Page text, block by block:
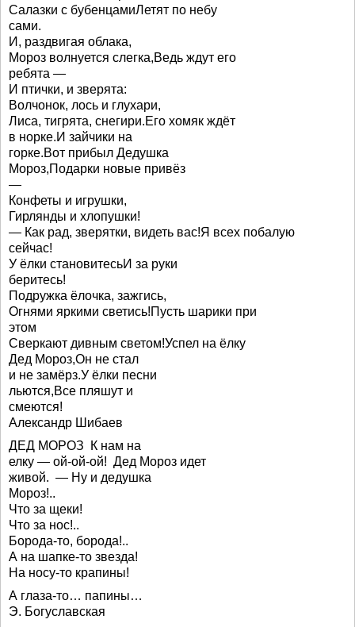
Салазки с бубенцамиЛетят по небу
сами.
И, раздвигая облака,
Мороз волнуется слегка,Ведь ждут его
ребята —
И птички, и зверята:
Волчонок, лось и глухари,
Лиса, тигрята, снегири.Его хомяк ждёт
в норке.И зайчики на
горке.Вот прибыл Дедушка
Мороз,Подарки новые привёз
—
Конфеты и игрушки,
Гирлянды и хлопушки!
— Как рад, зверятки, видеть вас!Я всех побалую
сейчас!
У ёлки становитесьИ за руки
беритесь!
Подружка ёлочка, зажгись,
Огнями яркими светись!Пусть шарики при
этом
Сверкают дивным светом!Успел на ёлку
Дед Мороз,Он не стал
и не замёрз.У ёлки песни
льются,Все пляшут и
смеются!
Александр Шибаев
ДЕД МОРОЗ К нам на
елку — ой-ой-ой! Дед Мороз идет
живой. — Ну и дедушка
Мороз!..
Что за щеки!
Что за нос!..
Борода-то, борода!..
А на шапке-то звезда!
На носу-то крапины!
А глаза-то… папины…
Э. Богуславская